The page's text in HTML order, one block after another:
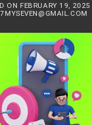
ON FEBRUARY 19, 2025